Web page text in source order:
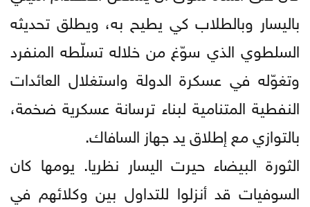
باليسار وبالطلاب كي يطيح به، ويطلق تحديثه
السلطوي الذي سوّغ من خلاله تسلّطه المنفرد
وتغوّله في عسكرة الدولة واستغلال العائدات
النفطية المتنامية لبناء ترسانة عسكرية ضخمة،
بالتوازي مع إطلاق يد جهاز السافاك.
الثورة البيضاء حيرت اليسار نظريا. يومها كان
السوفيات قد أنزلوا للتداول بين وكلائهم في